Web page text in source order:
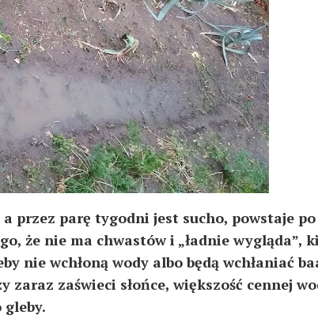
przez parę tygodni jest sucho, powstaje
że nie ma chwastów i „ładnie wygląda”,
nie wchłoną wody albo będą wchłaniać
zaraz zaświeci słońce, większość cennej